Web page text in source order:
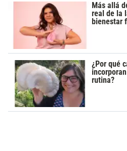
Más allá
real de la
bienestar
¿Por qué
rutina?